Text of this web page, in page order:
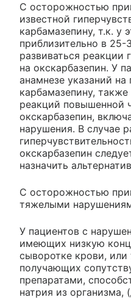
С осторожностью
известной
карбамазепину, т.к. у
приблизительно в 25-
развиваться реакции
на окскарбазепин. У
анамнезе указаний на
карбамазепину,
реакций повышенной
окскарбазепин,
нарушения. В случае
окскарбазепин
назначить
С осторожностью
тяжелыми
У пациентов с
имеющих низкую
сыворотке крови, или
получающих
препаратами,
натрия из организма,